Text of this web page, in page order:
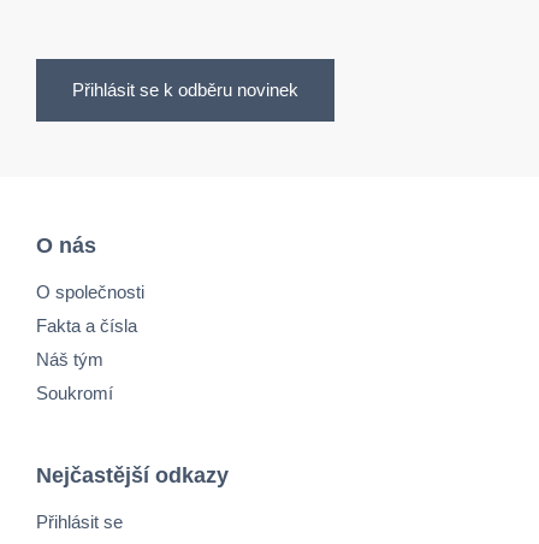
Přihlásit se k odběru novinek
O nás
O společnosti
Fakta a čísla
Náš tým
Soukromí
Nejčastější odkazy
Přihlásit se